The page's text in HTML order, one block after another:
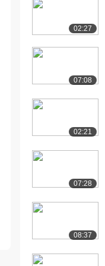
02:27
07:08
02:21
07:28
08:37